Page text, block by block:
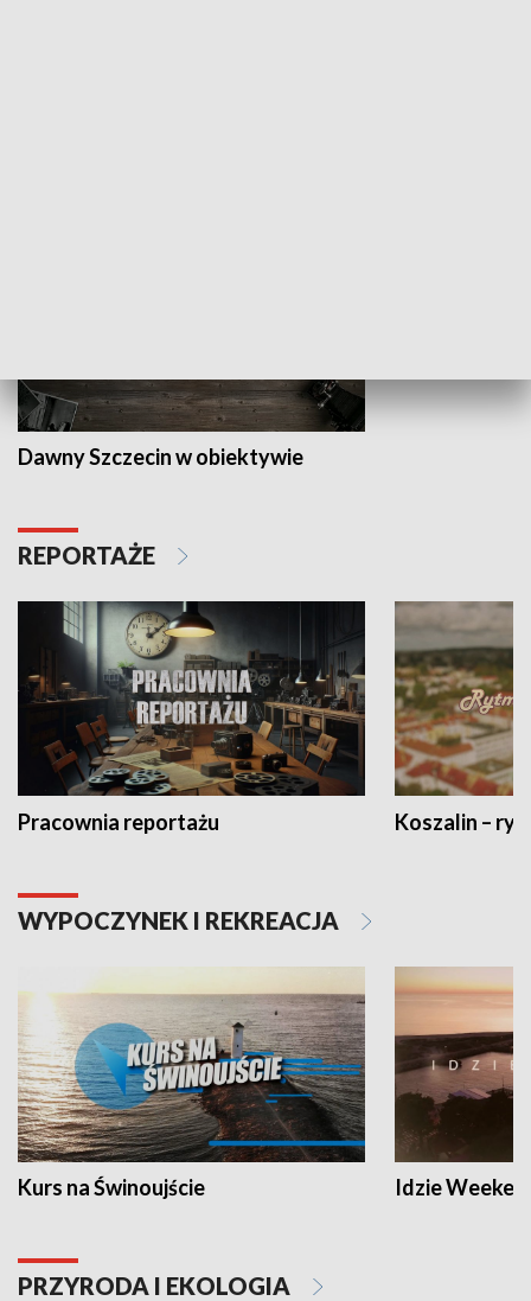
Dawny Szczecin w obiektywie
REPORTAŻE
Pracownia reportażu Koszalin –
WYPOCZYNEK I REKREACJA
Kurs na Świnoujście Idzie
PRZYRODA I EKOLOGIA